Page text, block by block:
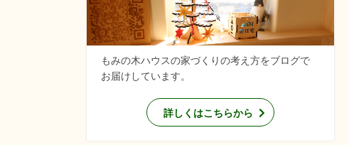
もみの木ハウスの家づくりの考え方をブログで
お届けしています。
詳しくはこちらから